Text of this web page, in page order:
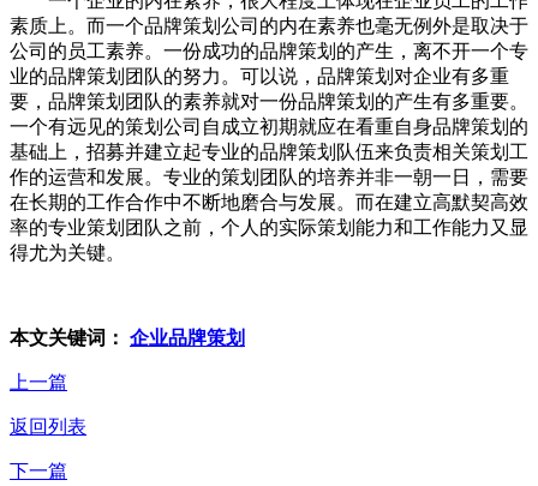
素质上。而一个品牌策划公司的内在素养也毫无例外是取决于
公司的员工素养。一份成功的品牌策划的产生，离不开一个专
业的品牌策划团队的努力。可以说，品牌策划对企业有多重
要，品牌策划团队的素养就对一份品牌策划的产生有多重要。
一个有远见的策划公司自成立初期就应在看重自身品牌策划的
基础上，招募并建立起专业的品牌策划队伍来负责相关策划工
作的运营和发展。专业的策划团队的培养并非一朝一日，需要
在长期的工作合作中不断地磨合与发展。而在建立高默契高效
率的专业策划团队之前，个人的实际策划能力和工作能力又显
得尤为关键。
本文关键词： 企业品牌策划
上一篇
返回列表
下一篇